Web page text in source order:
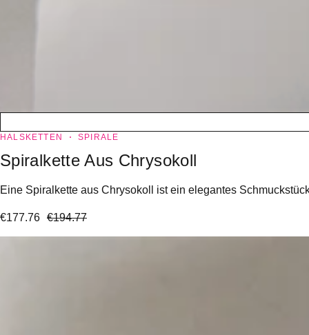
HALSKETTEN SPIRALE
Spiralkette Aus Chrysokoll
Eine Spiralkette aus Chrysokoll ist ein elegantes
€194.77
€177.76